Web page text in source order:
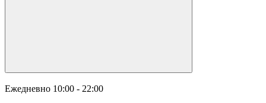
Ежедневно 10:00 - 22:00